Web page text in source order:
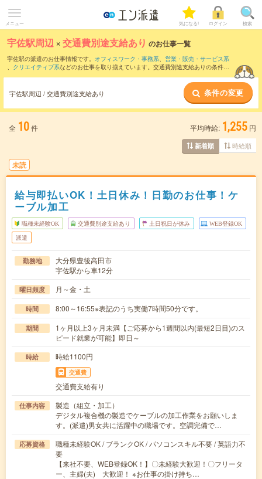
メニュー 気になる! ログイン 検索
宇佐駅周辺 ×交通費別途支給あり のお仕事一覧
宇佐駅の派遣のお仕事情報です。 オフィスワーク・事務系、 営業・販売・サービス系
、 クリエイティブ系などのお仕事を取り揃えています。交通費別途支給ありの条件の
宇佐駅周辺 / 交通費別途支給あり 条件の変更
全 10件 平均時給: 1,255 円
新着順 時給順
未読
給与即払いOK！土日休み！日勤のお仕事！ケ
ーブル加工
職種未経験OK 交通費別途支給あり 土日祝日が休み WEB登録OK
派遣
勤務地
大分県豊後高田市
宇佐駅から車12分
曜日頻度 月～金・土
時間 8:00～16:55※表記のうち実働7時間50分です。
期間
1ヶ月以上3ヶ月未満【ご応募から1週間以内(最短2日目)のス
ピード就業が可能】即日～
時給 時給1100円
交通費
交通費支給有り
仕事内容
製造（組立・加工）
デジタル複合機の製造でケーブルの加工作業をお願いしま
す。(派遣)男女共に活躍中の職場です。空調完備で…
応募資格
職種未経験OK / ブランクOK / パソコンスキル不要 / 英語力不
要
【来社不要、WEB登録OK！】〇未経験大歓迎！〇フリータ
ー、主婦(夫) 大歓迎！ ※お仕事の掛け持ち…